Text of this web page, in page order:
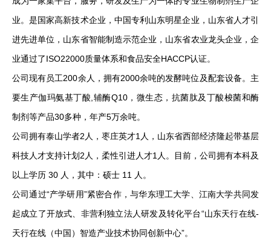
业。是国家高新技术企业，中国专利山东明星企业，山东省人才引
进先进单位，山东省智能制造示范企业，山东省农业龙头企业，企
业通过了ISO22000质量体系和食品安全HACCP认证。
公司现有员工200余人，拥有2000余吨的发酵吨位及配套设备。主
要生产伽玛氨基丁酸,辅酶Q10，微生态，抗菌肽及丁酸梭菌和酶
制剂等产品30多种，年产5万余吨。
公司拥有泰山学者2人，枣庄英才1人，山东省西部经济隆起带基层
科技人才支持计划2人，柔性引进人才1人。目前，公司拥有本科及
以上学历 30 人，其中：硕士 11 人。
公司通过“产学研用”紧密合作，与华东理工大学、江南大学共同发
起成立了开放式、非营利独立法人研发及转化平台“山东天行在线-
天行在线（中国）智造产业技术协同创新中心”。